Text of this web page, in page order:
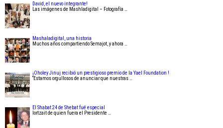
David, el nuevo integrante!
Las imágenes de Mashladigital – Fotografía …
Mashaladigital, una historia
Muchos años compartiendo Semajot, y ahora …
¡Oholey Jinuj recibió un prestigioso premio de la Yael Foundation !
“Estamos orgullosos de anunciar que nuestras …
El Shabat 24 de Shebat fué especial
Iortzait de quien fuera el Presidente …